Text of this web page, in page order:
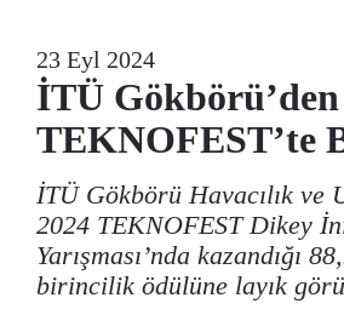
23 Eyl 2024
İTÜ Gökbörü’den
TEKNOFEST’te
İTÜ Gökbörü Havacılık ve
2024 TEKNOFEST Dikey
Yarışması’nda kazandığı
birincilik ödülüne layık